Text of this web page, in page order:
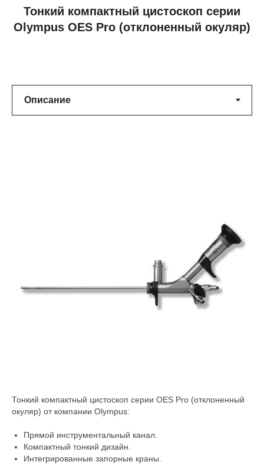
Тонкий компактный цистоскоп серии
Olympus OES Pro (отклоненный окуляр)
Тонкий компактный цистоскоп серии OES Pro (отклоненный
окуляр) от компании Olympus:
Прямой инструментальный канал.
Компактный тонкий дизайн.
Интегрированные запорные краны.